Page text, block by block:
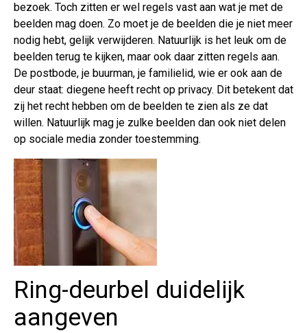
bezoek. Toch zitten er wel regels vast aan wat je met de
beelden mag doen. Zo moet je de beelden die je niet meer
nodig hebt, gelijk verwijderen. Natuurlijk is het leuk om de
beelden terug te kijken, maar ook daar zitten regels aan.
De postbode, je buurman, je familielid, wie er ook aan de
deur staat: diegene heeft recht op privacy. Dit betekent dat
zij het recht hebben om de beelden te zien als ze dat
willen. Natuurlijk mag je zulke beelden dan ook niet delen
op sociale media zonder toestemming.
Ring-deurbel duidelijk
aangeven